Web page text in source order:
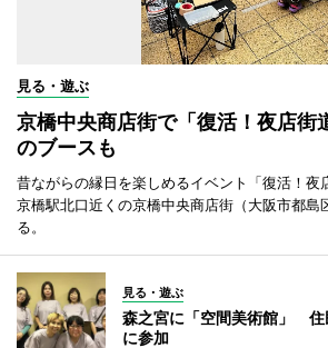
見る・遊ぶ
京橋中央商店街で「復活！夜店
のブースも
昔ながらの縁日を楽しめるイベント「復活！夜
京橋駅北口近くの京橋中央商店街（大阪市都島
る。
見る・遊ぶ
森之宮に「空間美術館」 住
に参加